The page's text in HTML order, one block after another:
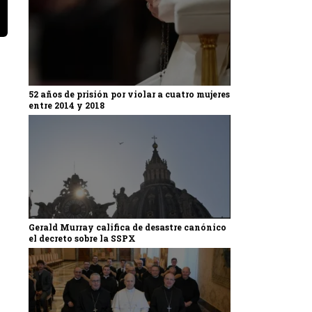
52 años de prisión por violar a cuatro mujeres
entre 2014 y 2018
Gerald Murray califica de desastre canónico
el decreto sobre la SSPX